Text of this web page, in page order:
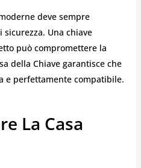
deve sempre
Una chiave
può compromettere la
della Chiave garantisce che
e perfettamente compatibile.
La Casa